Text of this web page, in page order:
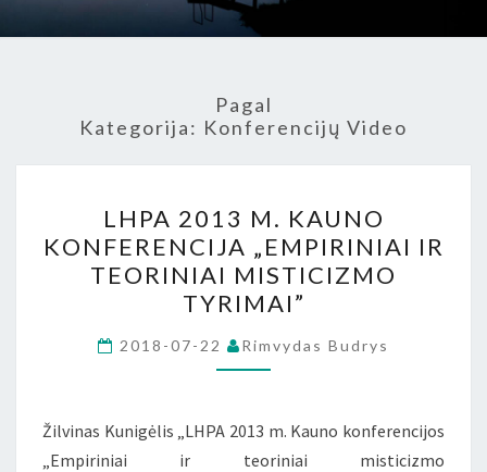
Pagal
Kategorija: Konferencijų Video
2013
M.
KAUNO
KONFERENCIJA
„EMPIRINIAI
IR
MISTICIZMO
TYRIMAI”
LHPA 2013 M. KAUNO
KONFERENCIJA „EMPIRINIAI IR
TEORINIAI MISTICIZMO
TYRIMAI”
2018-07-22 Rimvydas Budrys
Žilvinas Kunigėlis „LHPA 2013 m. Kauno konferencijos
„Empiriniai ir teoriniai misticizmo